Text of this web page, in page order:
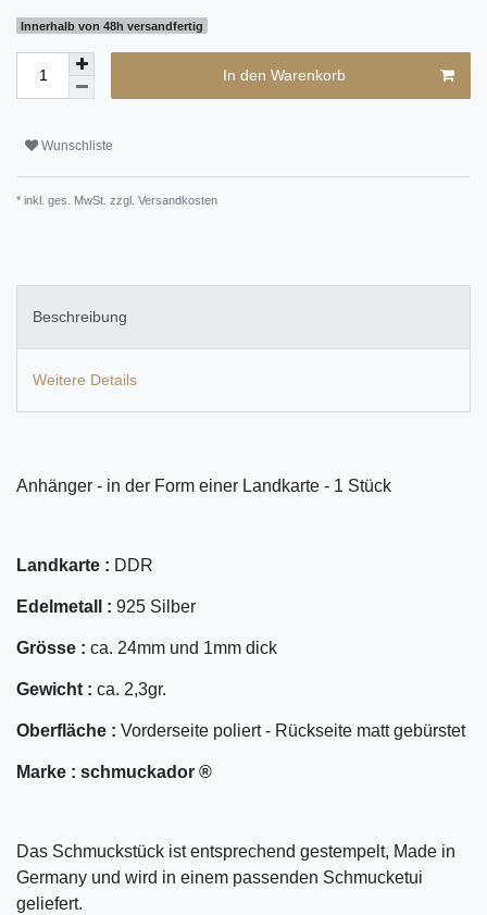
Innerhalb von 48h versandfertig
In den Warenkorb
Wunschliste
* inkl. ges. MwSt. zzgl. Versandkosten
Beschreibung
Weitere Details
Anhänger - in der Form einer Landkarte - 1 Stück
Landkarte : DDR
Edelmetall : 925 Silber
Grösse : ca. 24mm und 1mm dick
Gewicht : ca. 2,3gr.
Oberfläche : Vorderseite poliert - Rückseite matt gebürstet
Marke : schmuckador ®
Das Schmuckstück ist entsprechend gestempelt, Made in
Germany und wird in einem passenden Schmucketui
geliefert.